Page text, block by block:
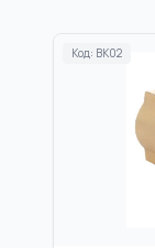
Код: BK02